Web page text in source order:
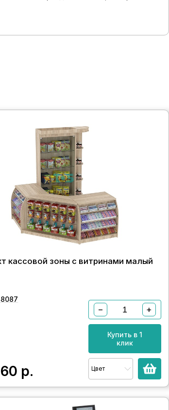
кассовой зоны с витринами малый
р.
− +
Купить в 1
клик
Цвет